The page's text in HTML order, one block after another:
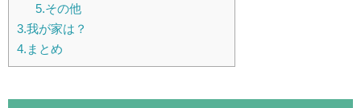
5.その他
3.我が家は？
4.まとめ